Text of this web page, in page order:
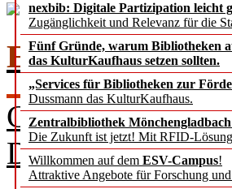
nexbib: Digitale Partizipation leicht
Zugänglichkeit und Relevanz für die
Fünf Gründe, warum Bibliotheken
das KulturKaufhaus setzen sollten.
„Services für Bibliotheken zur
Dussmann das KulturKaufhaus.
Zentralbibliothek
Die Zukunft ist jetzt! Mit RFID-
Willkommen auf dem ESV-Campus!
Attraktive Angebote für Forschung
EDITORIAL
Chefredakteur
Direktor der